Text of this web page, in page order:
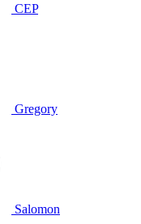
CEP
Gregory
Salomon